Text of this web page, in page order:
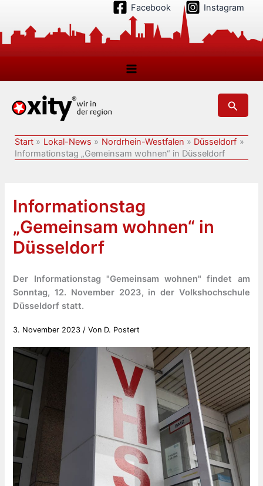
springen
Facebook Instagram
Suchen
Start Lokal-News Nordrhein-Westfalen
Düsseldorf
Informationstag „Gemeinsam wohnen“ in Düsseldorf
Informationstag
„Gemeinsam wohnen“ in
Düsseldorf
Der Informationstag "Gemeinsam wohnen" findet am
Sonntag, 12. November 2023, in der Volkshochschule
Düsseldorf statt.
3. November 2023 / Von D. Postert